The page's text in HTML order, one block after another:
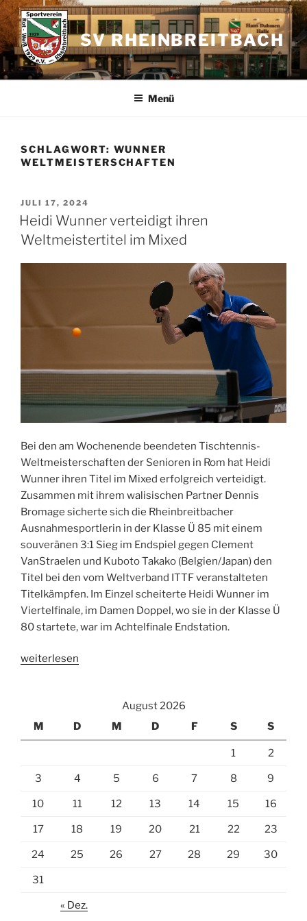
Zum
Inhalt
springen
SV RHEINBREITBACH
Menü
SCHLAGWORT: WUNNER
WELTMEISTERSCHAFTEN
VERÖFFENTLICHT
AM
JULI 17, 2024
Heidi Wunner verteidigt ihren
Weltmeistertitel im Mixed
Bei den am Wochenende beendeten Tischtennis-
Weltmeisterschaften der Senioren in Rom hat Heidi
Wunner ihren Titel im Mixed erfolgreich verteidigt.
Zusammen mit ihrem walisischen Partner Dennis
Bromage sicherte sich die Rheinbreitbacher
Ausnahmesportlerin in der Klasse Ü 85 mit einem
souveränen 3:1 Sieg im Endspiel gegen Clement
VanStraelen und Kuboto Takako (Belgien/Japan) den
Titel bei den vom Weltverband ITTF veranstalteten
Titelkämpfen. Im Einzel scheiterte Heidi Wunner im
Viertelfinale, im Damen Doppel, wo sie in der Klasse Ü
80 startete, war im Achtelfinale Endstation.
„Heidi
Weltmeistertitel
im
weiterlesen
August 2026
M
D M D F S S
1 2
3 4 5 6 7 8 9
10 11 12 13 14 15 16
17 18 19 20 21 22 23
24 25 26 27 28 29 30
31
« Dez.